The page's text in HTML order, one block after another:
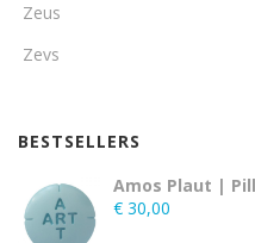
Zeus
Zevs
BESTSELLERS
Amos Plaut |
€ 30,00